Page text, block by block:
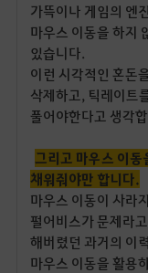
가뜩이나 게임의 엔
마우스 이동을 하지
있습니다.
이런 시각적인 혼돈
삭제하고, 틱레이트
풀어야한다고 생각
그리고 마우스 이동
채워줘야만 합니다.
마우스 이동이 사라
펄어비스가 문제라
해버렸던 과거의 이
마우스 이동을 활용